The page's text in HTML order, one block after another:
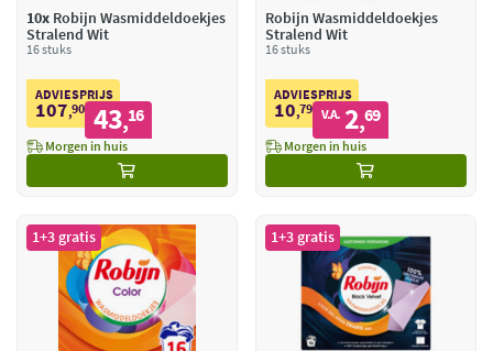
10x Robijn Wasmiddeldoekjes
Stralend Wit
16 stuks
ADVIESPRIJS
107,90 43,16
Morgen in huis
Robijn Wasmiddeldoekjes
Stralend Wit
16 stuks
ADVIESPRIJS
10,79 V.A. 2,69
Morgen in huis
1+3 gratis 1+3 gratis